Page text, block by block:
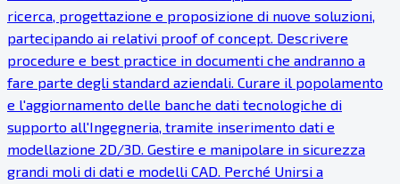
ricerca, progettazione e proposizione di nuove soluzioni,
partecipando ai relativi proof of concept. Descrivere
procedure e best practice in documenti che andranno a
fare parte degli standard aziendali. Curare il popolamento
e l'aggiornamento delle banche dati tecnologiche di
supporto all'Ingegneria, tramite inserimento dati e
modellazione 2D/3D. Gestire e manipolare in sicurezza
grandi moli di dati e modelli CAD. Perché Unirsi a